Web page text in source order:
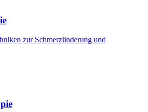
zur Schmerzlinderung und